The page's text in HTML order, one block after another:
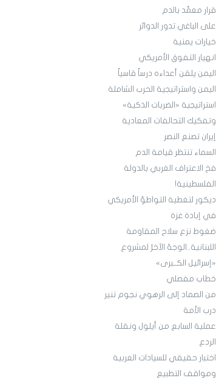
قرار معمَّد بالدم
على الباغي تدور الدوائر
خيارات يمنية
انهيار التفوق الأمريكي
اليمن يلقن أعداءه درساً قاسياً
اليمن واستراتيجية الحرب الشاملة
استراتيجية «الضربات الذكية»
وتفكيك التحالفات المعادية
إيران تصنع النصر
السماء تنتظر قيامة الدم
فخ الاعتراف الغربي بالدولة
الفلسطينية!
ديكور لتغطية التواطؤ الأمريكي
في إبادة غزة
ضغوط نزع سلاح المقاومة
اللبنانية..الوجهُ الآخرُ لمشروع
«إسرائيل الكــبرى»
خطاب مفصلي
من الصماد إلى الرهوي نجوم تنير
درب الأمة
عملية السابع من أيلول ونقلة
الردع
اختبار حقيقي للسيادات العربية
ومواقف التطبيع